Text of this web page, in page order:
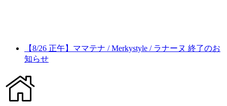
【8/26 正午】ママテナ / Merkystyle / ラナーヌ 終了のお
知らせ